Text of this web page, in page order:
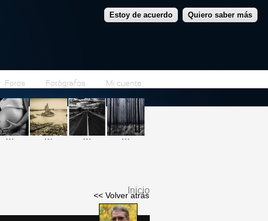
Estoy de acuerdo Quiero saber más
Foros Fotógrafos Mi cuenta
... ... ... ...
Se encuentra usted
aquí
Inicio
<< Volver atrás